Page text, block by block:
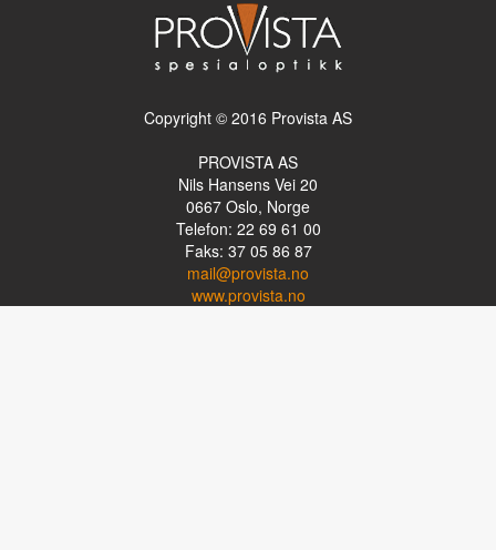
Copyright © 2016 Provista AS
PROVISTA AS
Nils Hansens Vei 20
0667 Oslo, Norge
Telefon: 22 69 61 00
Faks: 37 05 86 87
mail@provista.no
www.provista.no